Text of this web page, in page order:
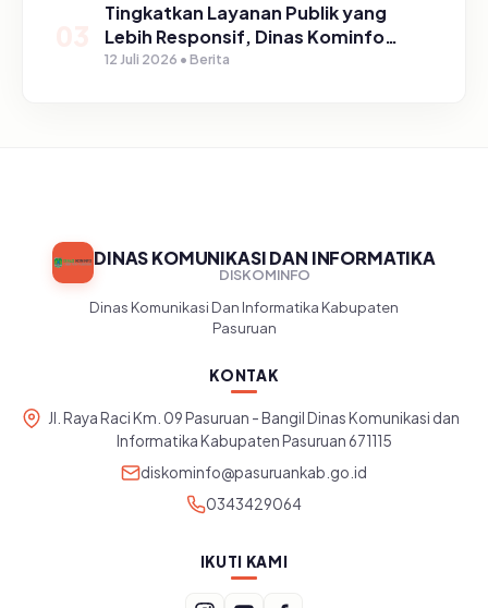
Tingkatkan Layanan Publik yang
Lebih Responsif, Dinas Kominfo
Gelar Sosialisasi SP4N Lapor di
12 Juli 2026 • Berita
DINAS KOMUNIKASI DAN INFORMATIKA
DISKOMINFO
Dinas Komunikasi Dan Informatika Kabupaten
Pasuruan
KONTAK
Jl. Raya Raci Km. 09 Pasuruan - Bangil Dinas Komunikasi dan
Informatika Kabupaten Pasuruan 671115
diskominfo@pasuruankab.go.id
0343429064
IKUTI KAMI